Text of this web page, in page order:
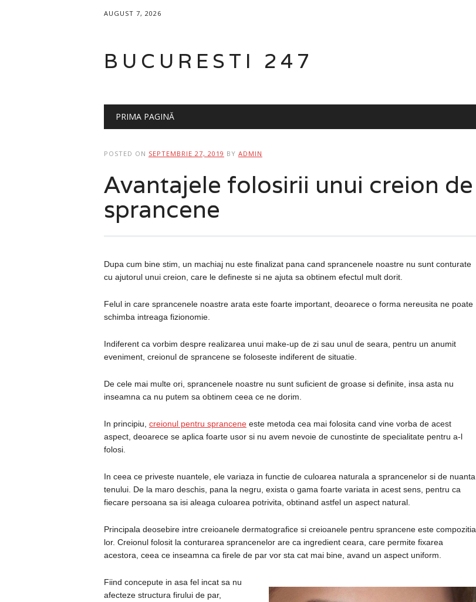
AUGUST 7, 2026
BUCURESTI 247
Main menu
PRIMA PAGINĂ
POSTED ON SEPTEMBRIE 27, 2019 BY ADMIN
Avantajele folosirii unui creion de
sprancene
Dupa cum bine stim, un machiaj nu este finalizat pana cand sprancenele noastre nu sunt conturate
cu ajutorul unui creion, care le defineste si ne ajuta sa obtinem efectul mult dorit.
Felul in care sprancenele noastre arata este foarte important, deoarece o forma nereusita ne poate
schimba intreaga fizionomie.
Indiferent ca vorbim despre realizarea unui make-up de zi sau unul de seara, pentru un anumit
eveniment, creionul de sprancene se foloseste indiferent de situatie.
De cele mai multe ori, sprancenele noastre nu sunt suficient de groase si definite, insa asta nu
inseamna ca nu putem sa obtinem ceea ce ne dorim.
In principiu, creionul pentru spranceneeste metoda cea mai folosita cand vine vorba de acest
aspect, deoarece se aplica foarte usor si nu avem nevoie de cunostinte de specialitate pentru a-l
folosi.
In ceea ce priveste nuantele, ele variaza in functie de culoarea naturala a sprancenelor si de nuanta
tenului. De la maro deschis, pana la negru, exista o gama foarte variata in acest sens, pentru ca
fiecare persoana sa isi aleaga culoarea potrivita, obtinand astfel un aspect natural.
Principala deosebire intre creioanele dermatografice si creioanele pentru sprancene este compozitia
lor. Creionul folosit la conturarea sprancenelor are ca ingredient ceara, care permite fixarea
acestora, ceea ce inseamna ca firele de par vor sta cat mai bine, avand un aspect uniform.
Fiind concepute in asa fel incat sa nu
afecteze structura firului de par,